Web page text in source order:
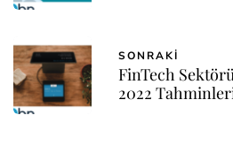
SONRAKI
FinTech
2022